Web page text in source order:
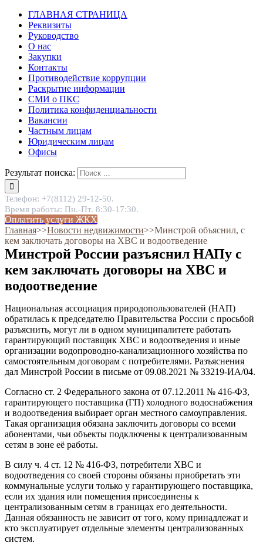
ГЛАВНАЯ СТРАНИЦА
Реквизиты
Руководство
О нас
Закупки
Контакты
Противодействие коррупции
Раскрытие информации
СМИ о ПКС
Политика конфиденциальности
Вакансии
Частным лицам
Юридическим лицам
Офисы
Результат поиска:
Телефон: +7(8112) 29-12-50.
Время работы: Пн.-Пт. 8:30-17:30.
Оплатить услуги ЖКХ
Главная˃˃Новости недвижимости˃˃Минстрой объяснил, с
кем заключать договоры на ХВС и водоотведение
Минстрой России разъяснил НАПу с
кем заключать договоры на ХВС и
водоотведение
Национальная ассоциация природопользователей (НАП)
обратилась к председателю Правительства России с просьбой
разъяснить, могут ли в одном муниципалитете работать
гарантирующий поставщик ХВС и водоотведения и иные
организации водопроводно-канализационного хозяйства по
самостоятельным договорам с потребителями. Разъяснения
дал Минстрой России в письме от 09.08.2021 № 33219-ИА/04.
Согласно ст. 2 Федерального закона от 07.12.2011 № 416-ФЗ,
гарантирующего поставщика (ГП) холодного водоснабжения
и водоотведения выбирает орган местного самоуправления.
Такая организация обязана заключить договоры со всеми
абонентами, чьи объекты подключены к централизованным
сетям в зоне её работы.
В силу ч. 4 ст. 12 № 416-ФЗ, потребители ХВС и
водоотведения со своей стороны обязаны приобретать эти
коммунальные услуги только у гарантирующего поставщика,
если их здания или помещения присоединены к
централизованным сетям в границах его деятельности.
Данная обязанность не зависит от того, кому принадлежат и
кто эксплуатирует отдельные элементы централизованных
систем.